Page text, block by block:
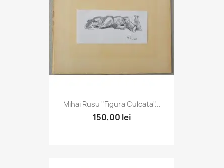
Mihai Rusu "Figura Culcata"...
150,00 lei